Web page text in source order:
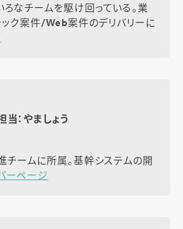
ろなチームを駆け回っている。業
ック案件/Web案件のデリバリーに
当：やましょう
チームに所属。基幹システムの開
ーページ